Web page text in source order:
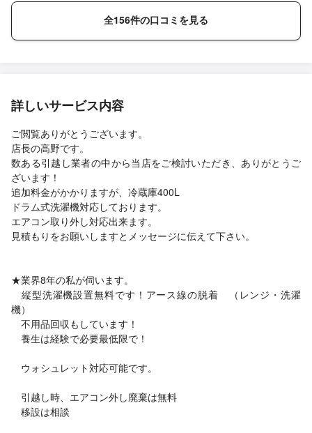
全156件の口コミを見る
詳しいサービス内容
ご閲覧ありがとうございます。
店長の高野です。
数ある引越し業者の中から当店をご検討いただき、ありがとうご
ざいます！
追加料金がかかりますが、冷蔵庫400L
ドラム式洗濯機対応しております。
エアコン取り外し対応出来ます。
見積もりをお願いしますとメッセージに伝えて下さい。
★業界8年の私が伺います。
縦型洗濯機設置無料です！アース線の脱着 （レンジ・洗濯
機）
不用品回収もしています！
養生は経験で必要最低限で！
ウォシュレット対応可能です。
引越し時、エアコン外し廃棄は無料
移設は相談